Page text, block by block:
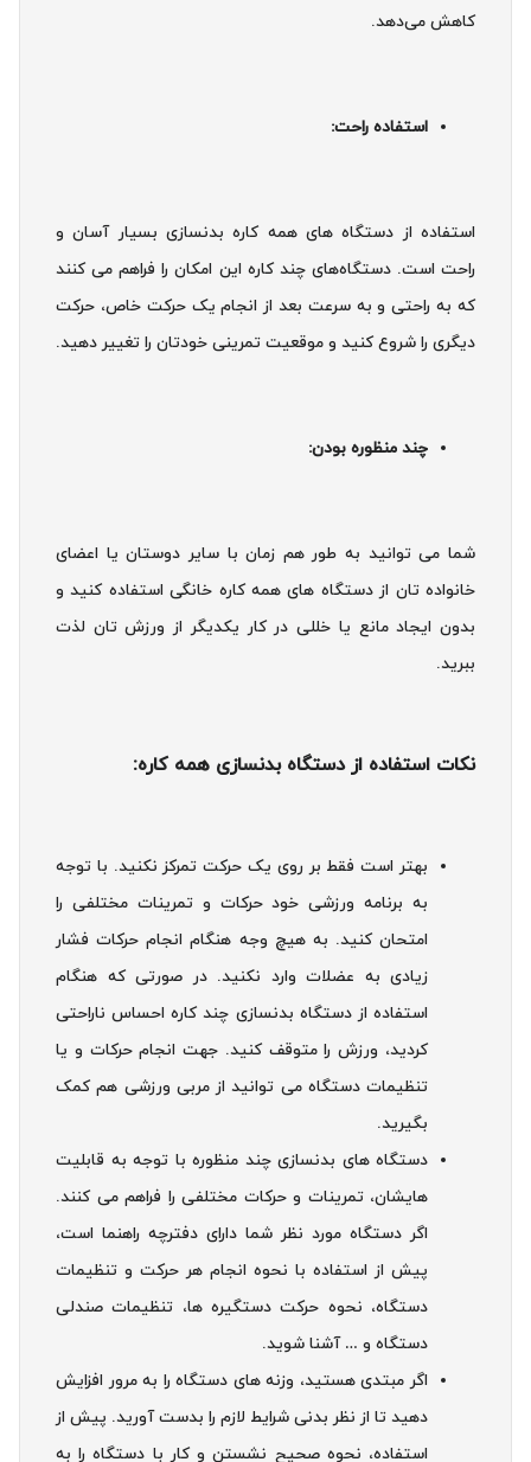
کاهش می‌دهد.
استفاده راحت:
استفاده از دستگاه های همه کاره بدنسازی بسیار آسان و
راحت است. دستگاه‌های چند کاره این امکان را فراهم می کنند
که به راحتی و به سرعت بعد از انجام یک حرکت خاص، حرکت
دیگری را شروع کنید و موقعیت تمرینی خودتان را تغییر دهید.
چند منظوره بودن:
شما می توانید به طور هم زمان با سایر دوستان یا اعضای
خانواده تان از دستگاه های همه کاره خانگی استفاده کنید و
بدون ایجاد مانع یا خللی در کار یکدیگر از ورزش‌ تان لذت
ببرید.
نکات استفاده از دستگاه بدنسازی همه کاره:
بهتر است فقط بر روی یک حرکت تمرکز نکنید. با توجه
به برنامه ورزشی خود حرکات و تمرینات مختلفی را
امتحان کنید. به هیچ وجه هنگام انجام حرکات فشار
زیادی به عضلات وارد نکنید. در صورتی که هنگام
استفاده از دستگاه بدنسازی چند کاره احساس ناراحتی
کردید، ورزش را متوقف کنید. جهت انجام حرکات و یا
تنظیمات دستگاه می توانید از مربی ورزشی هم کمک
بگیرید.
دستگاه های بدنسازی چند منظوره با توجه به قابلیت
هایشان، تمرینات و حرکات مختلفی را فراهم می کنند.
اگر دستگاه مورد نظر شما دارای دفترچه راهنما است،
پیش از استفاده با نحوه انجام هر حرکت و تنظیمات
دستگاه، نحوه حرکت دستگیره ها، تنظیمات صندلی
دستگاه و … آشنا شوید.
اگر مبتدی هستید، وزنه های دستگاه را به مرور افزایش
دهید تا از نظر بدنی شرایط لازم را بدست آورید. پیش از
استفاده، نحوه صحیح نشستن و کار با دستگاه را به